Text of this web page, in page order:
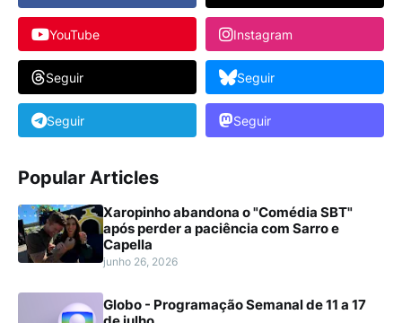
YouTube Instagram
Seguir Seguir
Seguir Seguir
Popular Articles
Xaropinho abandona o "Comédia SBT"
após perder a paciência com Sarro e
Capella
junho 26, 2026
Globo - Programação Semanal de 11 a 17